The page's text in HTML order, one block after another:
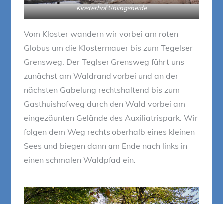
Klosterhof Uhlingsheide
Vom Kloster wandern wir vorbei am roten
Globus um die Klostermauer bis zum Tegelser
Grensweg. Der Teglser Grensweg führt uns
zunächst am Waldrand vorbei und an der
nächsten Gabelung rechtshaltend bis zum
Gasthuishofweg durch den Wald vorbei am
eingezäunten Gelände des Auxiliatrispark. Wir
folgen dem Weg rechts oberhalb eines kleinen
Sees und biegen dann am Ende nach links in
einen schmalen Waldpfad ein.